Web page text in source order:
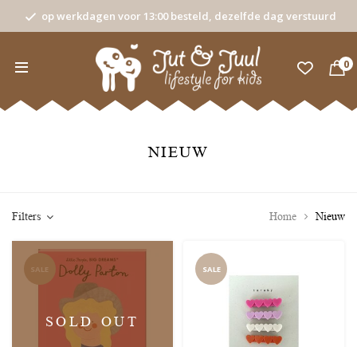
op werkdagen voor 13:00 besteld, dezelfde dag verstuurd
0
NIEUW
Filters Home Nieuw
SALE
SOLD OUT
SALE